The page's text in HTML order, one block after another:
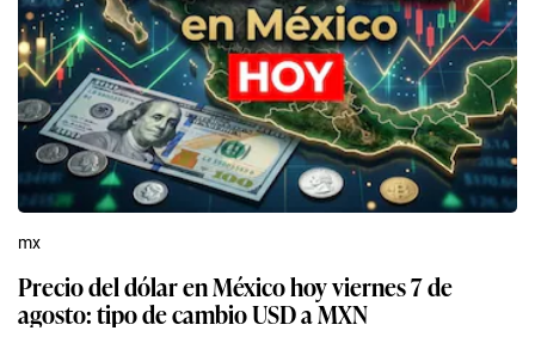
mx
Precio del dólar en México hoy viernes 7 de
agosto: tipo de cambio USD a MXN